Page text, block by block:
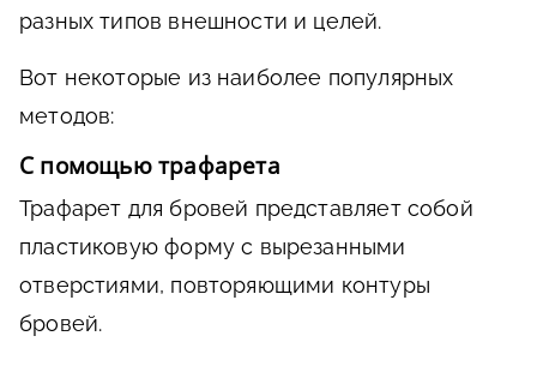
разных типов внешности и целей.
Вот некоторые из наиболее популярных
методов:
С помощью трафарета
Трафарет для бровей представляет собой
пластиковую форму с вырезанными
отверстиями, повторяющими контуры
бровей.